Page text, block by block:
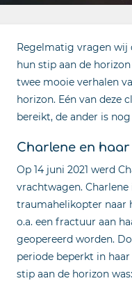
Regelmatig vragen wij
hun stip aan de
twee mooie verhalen
horizon. Eén van deze
bereikt, de ander is
Charlene en
Op 14 juni 2021 werd
vrachtwagen.
traumahelikopter naar
o.a. een fractuur aan
geopereerd worden.
periode beperkt in
stip aan de horizon